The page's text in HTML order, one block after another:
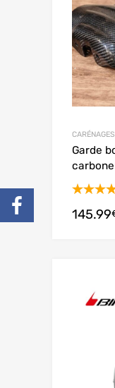
Garde
sur 5
145.99